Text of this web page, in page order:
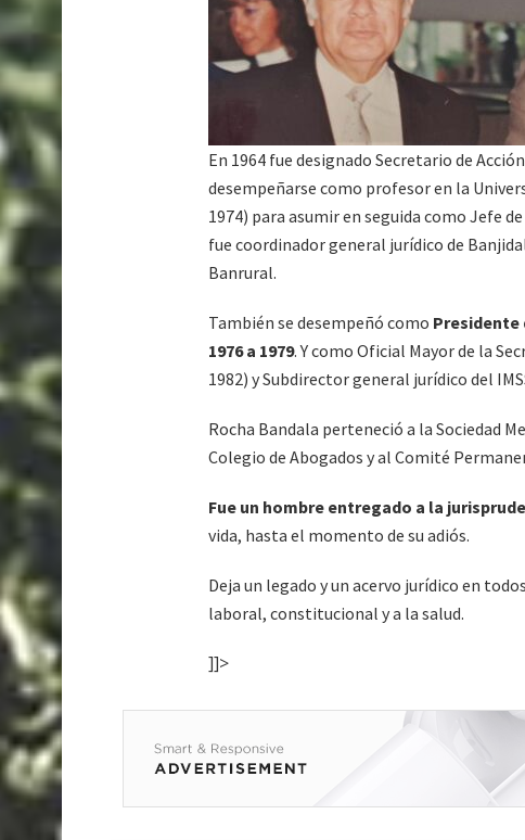
En 1964 fue designado Secretario de
desempeñarse como profesor en la
1974) para asumir en seguida como Jefe
fue coordinador general jurídico de
Banrural.
También se desempeñó como Presidente
1976 a 1979. Y como Oficial Mayor de la
1982) y Subdirector general jurídico del
Rocha Bandala perteneció a la Sociedad
Colegio de Abogados y al Comité
Fue un hombre entregado a la
vida, hasta el momento de su adiós.
Deja un legado y un acervo jurídico en
laboral, constitucional y a la salud.
]]>